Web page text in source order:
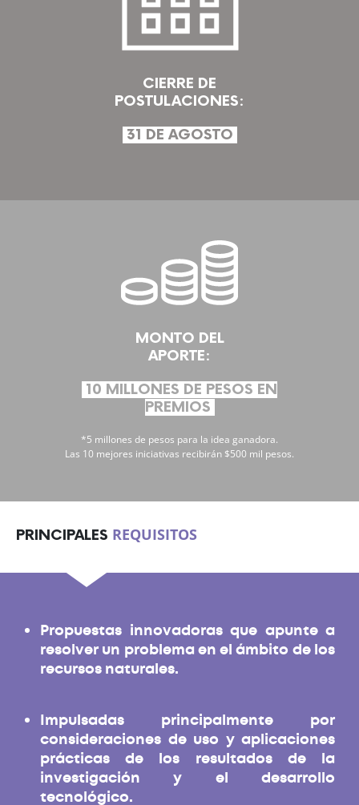
CIERRE DE
POSTULACIONES:
31 DE AGOSTO
MONTO DEL
APORTE:
10 MILLONES DE PESOS EN
PREMIOS
*5 millones de pesos para la idea ganadora.
Las 10 mejores iniciativas recibirán $500 mil pesos.
PRINCIPALES REQUISITOS
Propuestas innovadoras que apunte a
resolver un problema en el ámbito de los
recursos naturales.
Impulsadas principalmente por
consideraciones de uso y aplicaciones
prácticas de los resultados de la
investigación y el desarrollo
tecnológico.